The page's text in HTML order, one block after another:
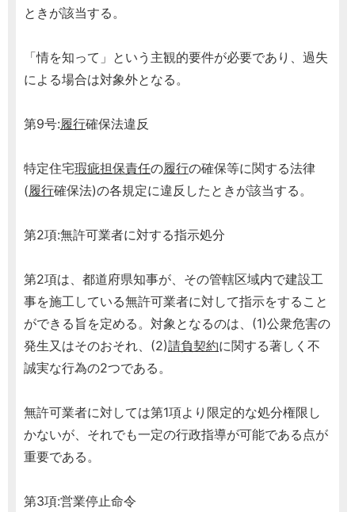
ときが該当する。
「情を知って」という主観的要件が必要であり、過失
による場合は対象外となる。
第9号:履行確保法違反
特定住宅瑕疵担保責任の履行の確保等に関する法律
(履行確保法)の各規定に違反したときが該当する。
第2項:無許可業者に対する指示処分
第2項は、都道府県知事が、その管轄区域内で建設工
事を施工している無許可業者に対して指示をすること
ができる旨を定める。対象となるのは、(1)公衆危害の
発生又はそのおそれ、(2)請負契約に関する著しく不
誠実な行為の2つである。
無許可業者に対しては第1項より限定的な処分権限し
かないが、それでも一定の行政指導が可能である点が
重要である。
第3項:営業停止命令